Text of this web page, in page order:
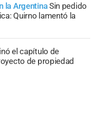
la ArgentinaSin pedido
Quirno lamentó la
el capítulo de
de propiedad